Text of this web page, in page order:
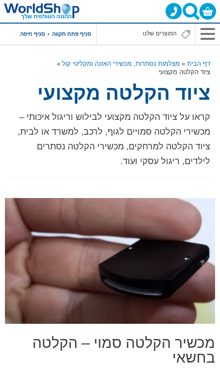
סניף פתח תקווה סניף חיפה
דף הבית
מצלמות נסתרות, מכשירי האזנה ומקליטי קול
ציוד הקלטה מקצועי
ציוד הקלטה מקצועי
קראו על ציוד הקלטה מקצועי לבילוש וריגול איכותי –
מכשירי הקלטה סמויים לגוף, לרכב, למשרד או לבית,
ציוד הקלטה למרחקים, מכשירי הקלטה נסתרים
לילדים, ריגול עסקי ועוד.
מכשיר הקלטה סמוי – הקלטה
בחשאי